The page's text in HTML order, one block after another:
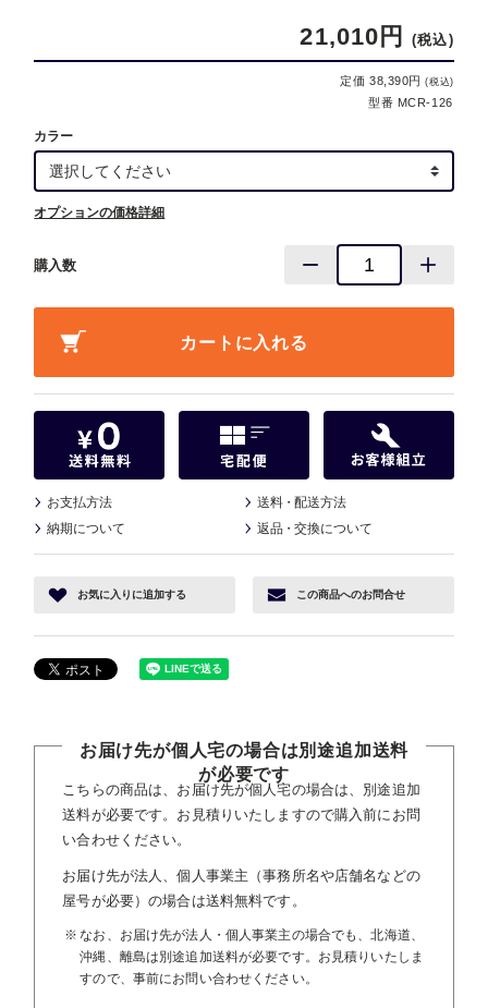
21,010円 (税込)
定価 38,390円(税込)
型番 MCR-126
カラー
オプションの価格詳細
購入数
お支払方法 送料・配送方法
納期について
返品・交換について
お気に入り に追加する この商品へのお問合せ
お届け先が個人宅の場合は別途追加送料
が必要です
こちらの商品は、お届け先が個人宅の場合は、別途追加
送料が必要です。お見積りいたしますので購入前にお問
い合わせください。
お届け先が法人、個人事業主（事務所名や店舗名などの
屋号が必要）の場合は送料無料です。
なお、お届け先が法人・個人事業主の場合でも、北海道、
沖縄、離島は別途追加送料が必要です。お見積りいたしま
すので、事前にお問い合わせください。